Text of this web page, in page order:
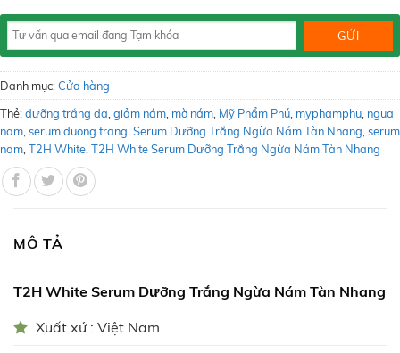
Danh mục:Cửa hàng
Thẻ:dưỡng trắng da giảm nám mờ nám Mỹ Phẩm Phú myphamphu ngua
nam serum duong trang Serum Dưỡng Trắng Ngừa Nám Tàn Nhang serum
nam T2H White T2H White Serum Dưỡng Trắng Ngừa Nám Tàn Nhang
MÔ TẢ
T2H White Serum Dưỡng Trắng Ngừa Nám Tàn Nhang
Xuất xứ : Việt Nam